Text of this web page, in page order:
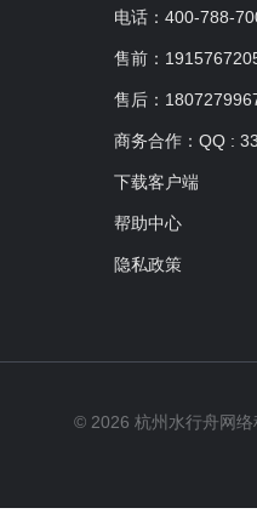
电话：400-788-
售前：
售后：
商务合作：QQ :
下载客户端
帮助中心
隐私政策
© 2026 杭州水行舟网